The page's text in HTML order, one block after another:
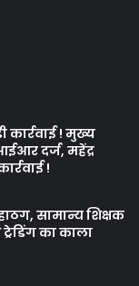
! मुख्य
दर्ज, महेंद्र
!
सामान्य शिक्षक
का काला